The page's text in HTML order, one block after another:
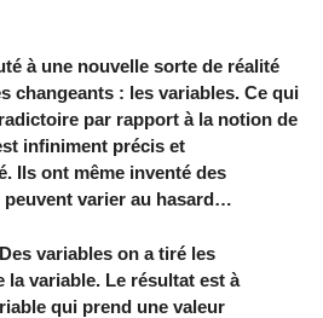
à une nouvelle sorte de réalité
changeants : les variables. Ce qui
par rapport à la notion de
infiniment précis et
Ils ont même inventé des
varier au hasard…
variables on a tiré les
variable. Le résultat est à
qui prend une valeur